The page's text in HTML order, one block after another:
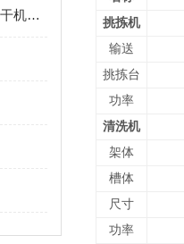
这样设计的大枣全自动烘干机保证了大枣的固有品质
挑拣机
输送
挑拣台
功率
清洗机
架体
槽体
尺寸
功率